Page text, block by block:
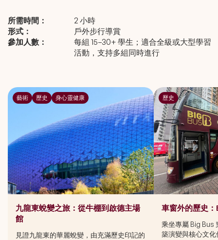
所需時間：
2 小時
形式：
戶外步行導賞
參加人數：
每組 15–30+ 學生；適合全級或大型學習
活動，支持多組同時進行
藝術 歷史 身心靈健康
九龍東蛻變之旅：從牛棚到啟德主場
館
見證九龍東的華麗蛻變，由充滿歷史印記的
歷史
車窗外的歷史
乘坐專屬 Big Bus
築演變與核心文化